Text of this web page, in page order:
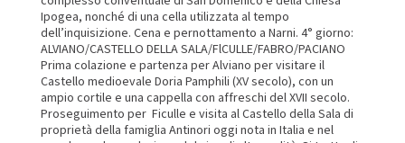
Ipogea, nonché di una cella utilizzata al tempo
dell’inquisizione. Cena e pernottamento a Narni. 4° giorno:
ALVIANO/CASTELLO DELLA SALA/FlCULLE/FABRO/PACIANO
Prima colazione e partenza per Alviano per visitare il
Castello medioevale Doria Pamphili (XV secolo), con un
ampio cortile e una cappella con affreschi del XVII secolo.
Proseguimento per Ficulle e visita al Castello della Sala di
proprietà della famiglia Antinori oggi nota in Italia e nel